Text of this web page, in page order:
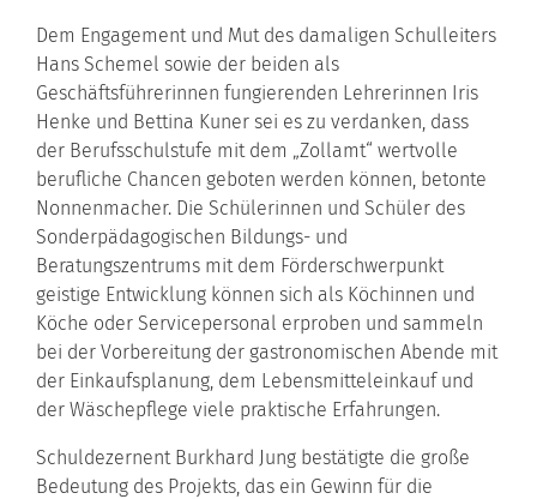
Dem Engagement und Mut des damaligen Schulleiters
Hans Schemel sowie der beiden als
Geschäftsführerinnen fungierenden Lehrerinnen Iris
Henke und Bettina Kuner sei es zu verdanken, dass
der Berufsschulstufe mit dem „Zollamt“ wertvolle
berufliche Chancen geboten werden können, betonte
Nonnenmacher. Die Schülerinnen und Schüler des
Sonderpädagogischen Bildungs- und
Beratungszentrums mit dem Förderschwerpunkt
geistige Entwicklung können sich als Köchinnen und
Köche oder Servicepersonal erproben und sammeln
bei der Vorbereitung der gastronomischen Abende mit
der Einkaufsplanung, dem Lebensmitteleinkauf und
der Wäschepflege viele praktische Erfahrungen.
Schuldezernent Burkhard Jung bestätigte die große
Bedeutung des Projekts, das ein Gewinn für die